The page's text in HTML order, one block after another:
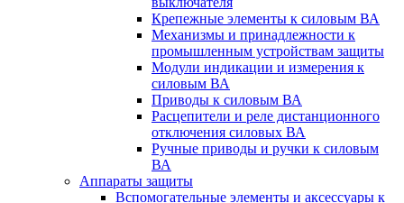
Крепежные элементы к силовым ВА
Механизмы и принадлежности к
промышленным устройствам защиты
Модули индикации и измерения к
силовым ВА
Приводы к силовым ВА
Расцепители и реле дистанционного
отключения силовых ВА
Ручные приводы и ручки к силовым
ВА
Аппараты защиты
Вспомогательные элементы и аксессуары к